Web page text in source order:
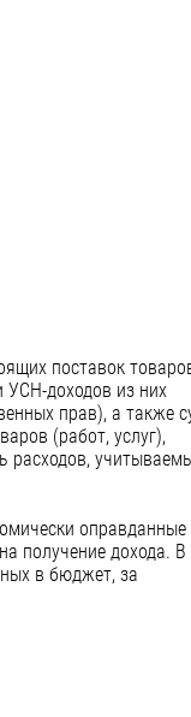
поставок
УСН-доходов из них
прав), а также
(работ, услуг),
расходов,
оправданные
получение дохода. В
в бюджет, за